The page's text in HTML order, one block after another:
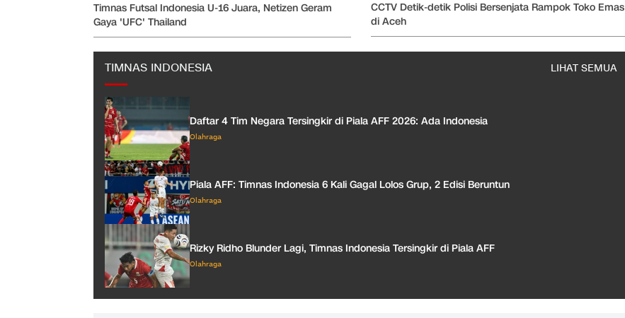
Timnas Futsal Indonesia U-16 Juara, Netizen Geram
Gaya 'UFC' Thailand
CCTV Detik-detik Polisi Bersenjata Rampok Toko Emas
di Aceh
TIMNAS INDONESIA LIHAT SEMUA
Daftar 4 Tim Negara Tersingkir di Piala AFF 2026: Ada Indonesia
Olahraga
Piala AFF: Timnas Indonesia 6 Kali Gagal Lolos Grup, 2 Edisi Beruntun
Olahraga
Rizky Ridho Blunder Lagi, Timnas Indonesia Tersingkir di Piala AFF
Olahraga